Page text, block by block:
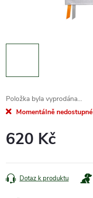
Položka byla vyprodána…
Momentálně nedostupné
620 Kč
cena:
Dotaz k produktu